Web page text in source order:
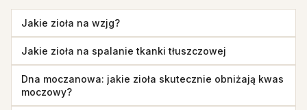
Jakie zioła na wzjg?
Jakie zioła na spalanie tkanki tłuszczowej
Dna moczanowa: jakie zioła skutecznie obniżają kwas
moczowy?